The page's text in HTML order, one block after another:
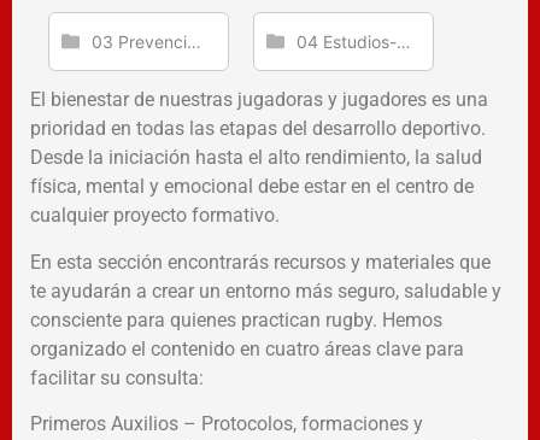
03 Prevención de lesiones 04 Estudios-informes
El bienestar de nuestras jugadoras y jugadores es una
prioridad en todas las etapas del desarrollo deportivo.
Desde la iniciación hasta el alto rendimiento, la salud
física, mental y emocional debe estar en el centro de
cualquier proyecto formativo.
En esta sección encontrarás recursos y materiales que
te ayudarán a crear un entorno más seguro, saludable y
consciente para quienes practican rugby. Hemos
organizado el contenido en cuatro áreas clave para
facilitar su consulta:
Primeros Auxilios – Protocolos, formaciones y